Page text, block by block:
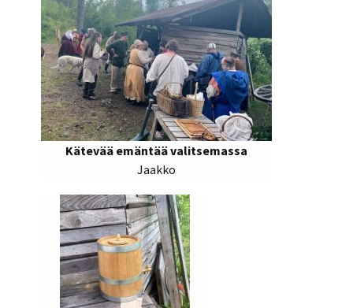
Kätevää emäntää valitsemassa
Jaakko